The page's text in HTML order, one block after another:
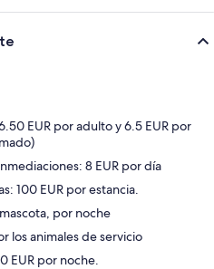
EUR por adulto y 6.5 EUR por
8 EUR por día
100 EUR por estancia.
por noche
los animales de servicio
EUR por noche.